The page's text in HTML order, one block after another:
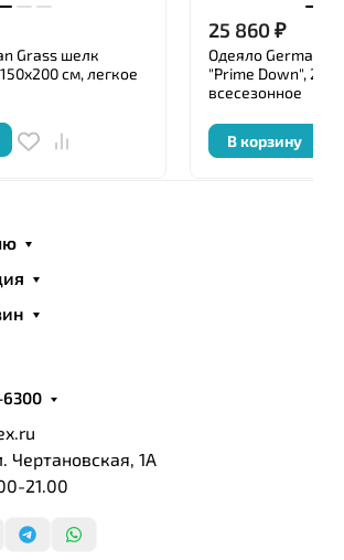
Grass шелк
см, легкое
25 860₽
Одеяло German
"Prime Down",
всесезонное
В корзину
6300
Чертановская, 1А
21.00